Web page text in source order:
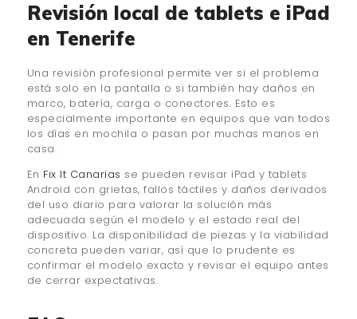
Revisión local de tablets e iPad
en Tenerife
Una revisión profesional permite ver si el problema
está solo en la pantalla o si también hay daños en
marco, batería, carga o conectores. Esto es
especialmente importante en equipos que van todos
los días en mochila o pasan por muchas manos en
casa.
En Fix It Canarias se pueden revisar iPad y tablets
Android con grietas, fallos táctiles y daños derivados
del uso diario para valorar la solución más
adecuada según el modelo y el estado real del
dispositivo. La disponibilidad de piezas y la viabilidad
concreta pueden variar, así que lo prudente es
confirmar el modelo exacto y revisar el equipo antes
de cerrar expectativas.